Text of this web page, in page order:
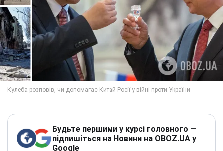
Будьте першими у курсі головного —
підпишіться на Новини на OBOZ.UA у
Google